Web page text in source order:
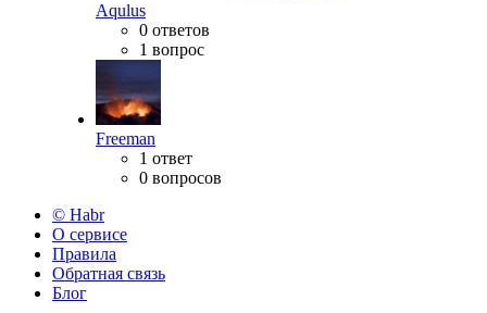
Aqulus
0 ответов
1 вопрос
Freeman
1 ответ
0 вопросов
© Habr
О сервисе
Правила
Обратная связь
Блог